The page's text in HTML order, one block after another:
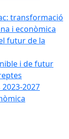
transformació
i econòmica
futur de la
i de futur
2027